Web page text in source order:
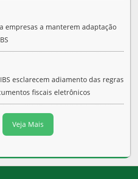
empresas a manterem adaptação
esclarecem adiamento das regras
fiscais eletrônicos
Veja Mais